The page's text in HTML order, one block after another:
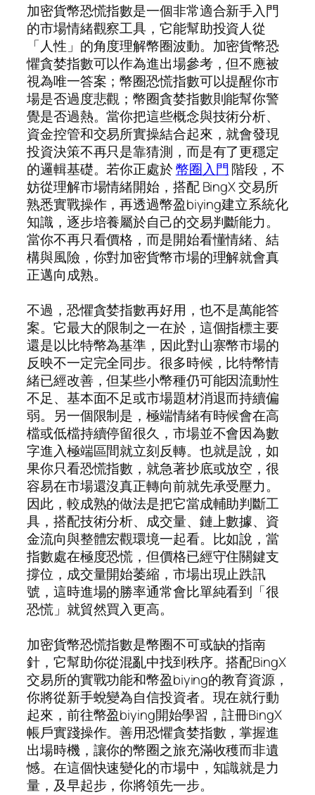
加密貨幣恐慌指數是一個非常適合新手入門
的市場情緒觀察工具，它能幫助投資人從
「人性」的角度理解幣圈波動。加密貨幣恐
懼貪婪指數可以作為進出場參考，但不應被
視為唯一答案；幣圈恐慌指數可以提醒你市
場是否過度悲觀；幣圈貪婪指數則能幫你警
覺是否過熱。當你把這些概念與技術分析、
資金控管和交易所實操結合起來，就會發現
投資決策不再只是靠猜測，而是有了更穩定
的邏輯基礎。若你正處於幣圈入門階段，不
妨從理解市場情緒開始，搭配 BingX 交易所
熟悉實戰操作，再透過幣盈biying建立系統化
知識，逐步培養屬於自己的交易判斷能力。
當你不再只看價格，而是開始看懂情緒、結
構與風險，你對加密貨幣市場的理解就會真
正邁向成熟。
不過，恐懼貪婪指數再好用，也不是萬能答
案。它最大的限制之一在於，這個指標主要
還是以比特幣為基準，因此對山寨幣市場的
反映不一定完全同步。很多時候，比特幣情
緒已經改善，但某些小幣種仍可能因流動性
不足、基本面不足或市場題材消退而持續偏
弱。另一個限制是，極端情緒有時候會在高
檔或低檔持續停留很久，市場並不會因為數
字進入極端區間就立刻反轉。也就是說，如
果你只看恐慌指數，就急著抄底或放空，很
容易在市場還沒真正轉向前就先承受壓力。
因此，較成熟的做法是把它當成輔助判斷工
具，搭配技術分析、成交量、鏈上數據、資
金流向與整體宏觀環境一起看。比如說，當
指數處在極度恐慌，但價格已經守住關鍵支
撐位，成交量開始萎縮，市場出現止跌訊
號，這時進場的勝率通常會比單純看到「很
恐慌」就貿然買入更高。
加密貨幣恐慌指數是幣圈不可或缺的指南
針，它幫助你從混亂中找到秩序。搭配BingX
交易所的實戰功能和幣盈biying的教育資源，
你將從新手蛻變為自信投資者。現在就行動
起來，前往幣盈biying開始學習，註冊BingX
帳戶實踐操作。善用恐懼貪婪指數，掌握進
出場時機，讓你的幣圈之旅充滿收穫而非遺
憾。在這個快速變化的市場中，知識就是力
量，及早起步，你將領先一步。